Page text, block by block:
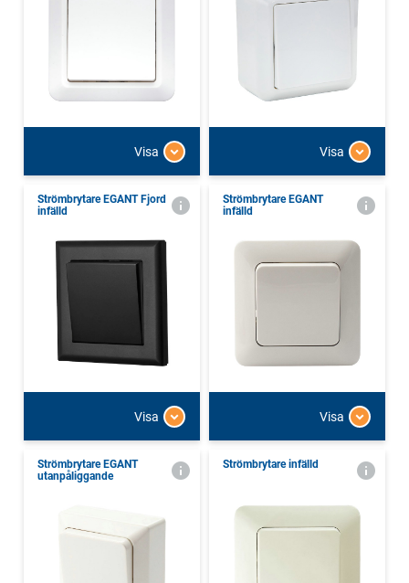
Visa Visa
Strömbrytare EGANT Fjord
infälld
Visa
Strömbrytare EGANT
infälld
Visa
Strömbrytare EGANT
utanpåliggande
Strömbrytare infälld